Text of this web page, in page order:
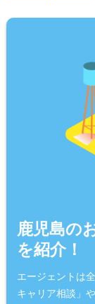
鹿児島の
を紹介！
エージェントは
キャリア相談」